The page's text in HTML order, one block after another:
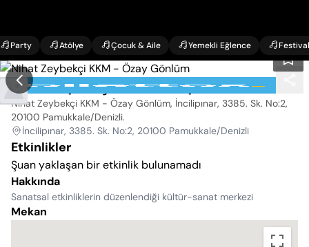
Party Atölye Çocuk & Aile Yemekli Eğlence Festival
Nihat Zeybekçi KKM - Özay Gönlüm
Nihat Zeybekçi KKM - Özay Gönlüm, İncilipınar, 3385. Sk. No:2,
20100 Pamukkale/Denizli.
İncilipınar, 3385. Sk. No:2, 20100 Pamukkale/Denizli
Etkinlikler
Şuan yaklaşan bir etkinlik bulunamadı
Hakkında
Sanatsal etkinliklerin düzenlendiği kültür-sanat merkezi
Mekan